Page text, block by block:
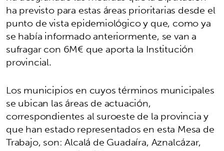
ha previsto para estas áreas prioritarias desde el
punto de vista epidemiológico y que, como ya
se había informado anteriormente, se van a
sufragar con 6M€ que aporta la Institución
provincial.
Los municipios en cuyos términos municipales
se ubican las áreas de actuación,
correspondientes al suroeste de la provincia y
que han estado representados en esta Mesa de
Trabajo, son: Alcalá de Guadaíra, Aznalcázar,